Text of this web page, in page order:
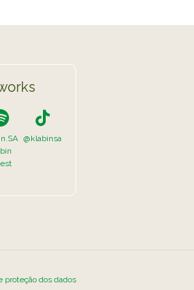
@klabinsa
proteção dos dados